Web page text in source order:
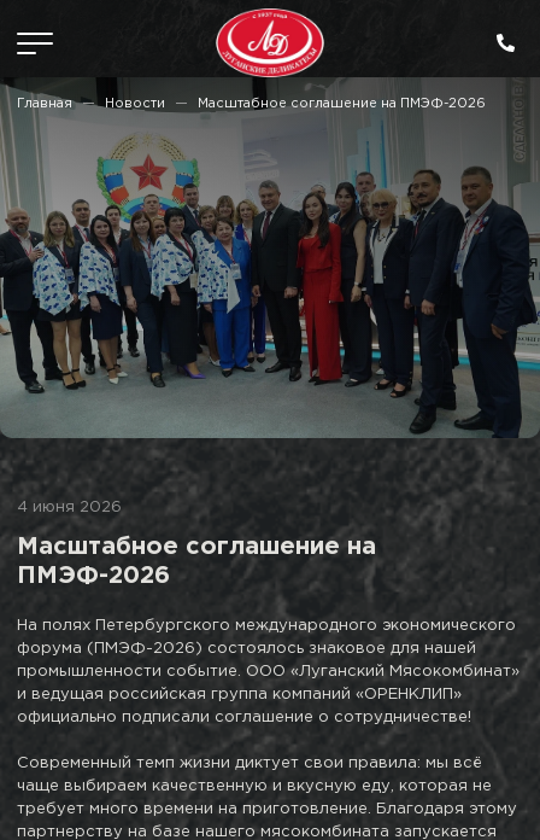
Главная Новости Масштабное соглашение на ПМЭФ-2026
4 июня 2026
Масштабное соглашение на
ПМЭФ-2026
На полях Петербургского международного экономического
форума (ПМЭФ-2026) состоялось знаковое для нашей
промышленности событие. ООО «Луганский Мясокомбинат»
и ведущая российская группа компаний «ОРЕНКЛИП»
официально подписали соглашение о сотрудничестве!
Современный темп жизни диктует свои правила: мы всё
чаще выбираем качественную и вкусную еду, которая не
требует много времени на приготовление. Благодаря этому
партнерству на базе нашего мясокомбината запускается